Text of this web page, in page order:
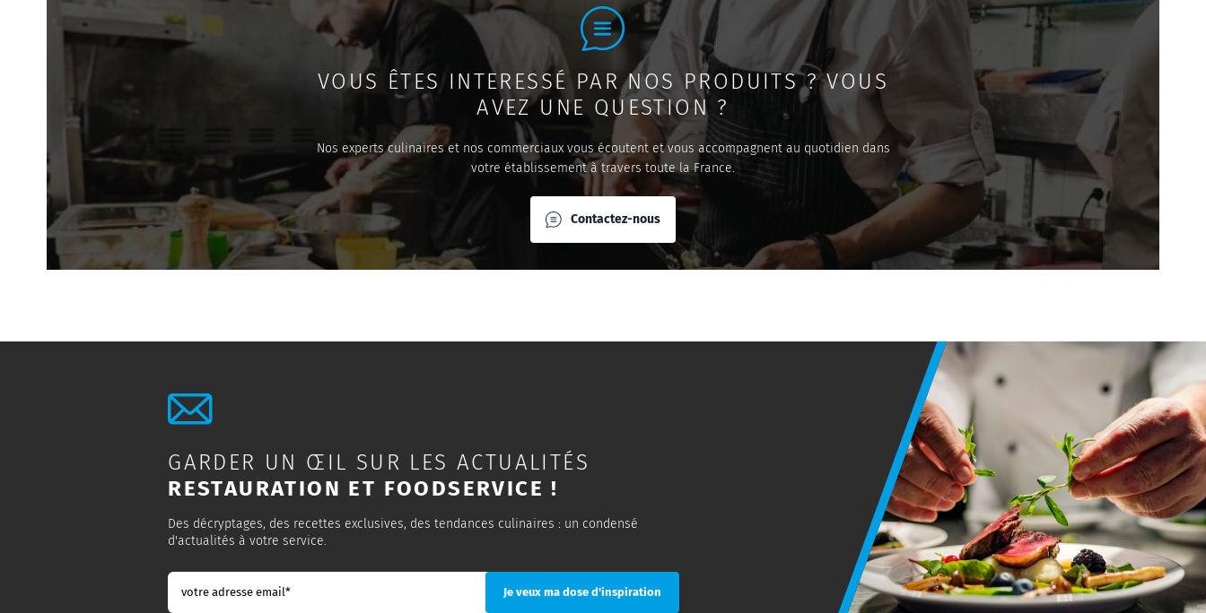
VOUS ÊTES INTERESSÉ PAR NOS PRODUITS ? VOUS
AVEZ UNE QUESTION ?
Nos experts culinaires et nos commerciaux vous écoutent et vous accompagnent au quotidien dans
votre établissement à travers toute la France.
Contactez-nous
GARDER UN ŒIL SUR LES ACTUALITÉS
RESTAURATION ET FOODSERVICE !
Des décryptages, des recettes exclusives, des tendances culinaires : un condensé
d'actualités à votre service.